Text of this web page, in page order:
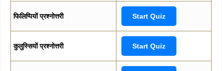
फिलिप्पियों प्रश्नोत्तरी Start Quiz
कुलुस्सियों प्रश्नोत्तरी Start Quiz